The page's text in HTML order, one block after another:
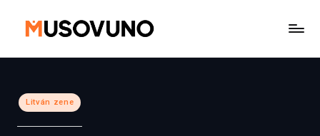
Posted
in
Litván zene